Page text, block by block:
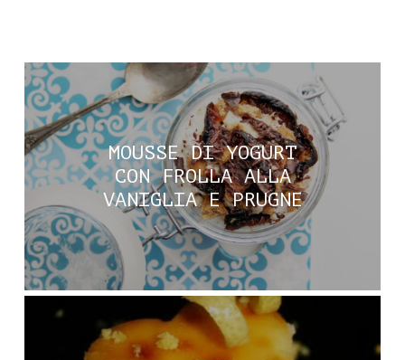
MOUSSE DI YOGURT
CON FROLLA ALLA
VANIGLIA E PRUGNE